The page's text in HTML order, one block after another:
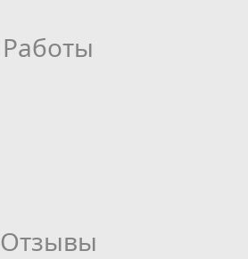
Работы
Отзывы